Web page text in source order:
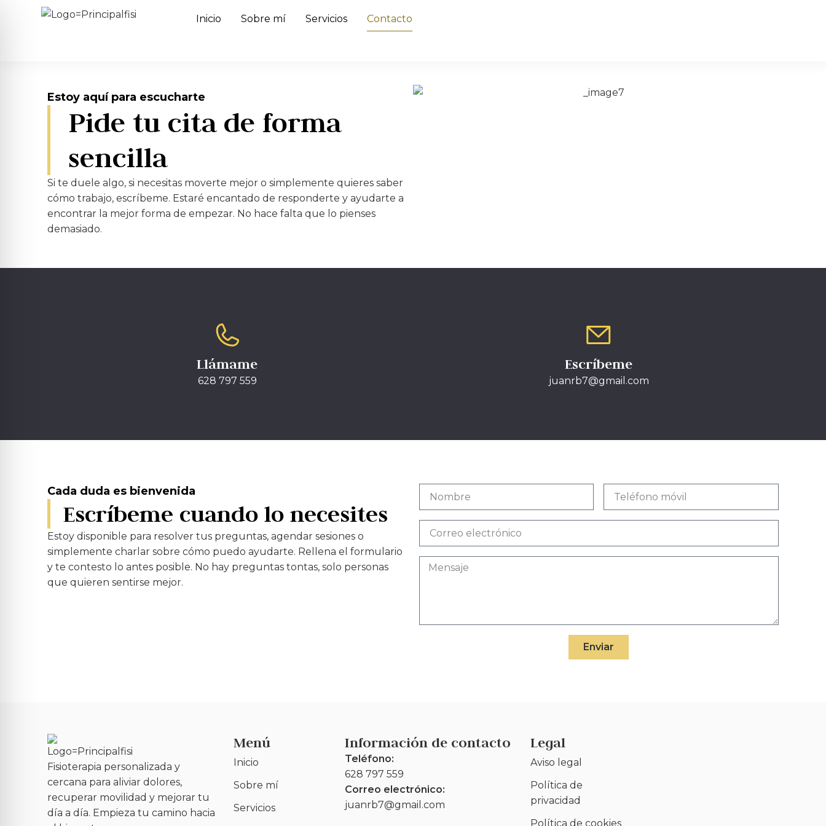
Inicio Sobre mí Servicios Contacto
Estoy aquí para escucharte
Pide tu cita de forma
sencilla
Si te duele algo, si necesitas moverte mejor o simplemente quieres saber
cómo trabajo, escríbeme. Estaré encantado de responderte y ayudarte a
encontrar la mejor forma de empezar. No hace falta que lo pienses
demasiado.
Llámame
628 797 559
Escríbeme
juanrb7@gmail.com
Cada duda es bienvenida
Escríbeme cuando lo necesites
Estoy disponible para resolver tus preguntas, agendar sesiones o
simplemente charlar sobre cómo puedo ayudarte. Rellena el formulario
y te contesto lo antes posible. No hay preguntas tontas, solo personas
que quieren sentirse mejor.
Enviar
Fisioterapia personalizada y
cercana para aliviar dolores,
recuperar movilidad y mejorar tu
día a día. Empieza tu camino hacia
Menú
Inicio
Sobre mí
Servicios
Información de contacto
Teléfono:
628 797 559
Correo electrónico:
juanrb7@gmail.com
Legal
Aviso legal
Política de
privacidad
Política de cookies